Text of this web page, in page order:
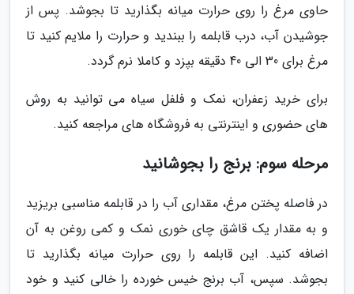
حاوی مرغ را روی حرارت میانه بگذارید تا بجوشد. پس از
جوشیدن آب، درب قابلمه را ببندید و حرارت را ملایم کنید تا
مرغ برای 30 الی 40 دقیقه بپزد و کاملا نرم گردد.
برای خرید زعفران، نمک و فلفل سیاه می توانید به روش
های حضوری و اینترنتی به فروشگاه های مراجعه کنید.
مرحله سوم: برنج را بجوشانید
در فاصله پختن مرغ، مقداری آب را در قابلمه مناسبی بریزید
و به مقدار یک قاشق چای خوری نمک و کمی روغن به آن
اضافه کنید. این قابلمه را روی حرارت میانه بگذارید تا
بجوشد. سپس، آب برنج خیس خورده را خالی کنید و خود